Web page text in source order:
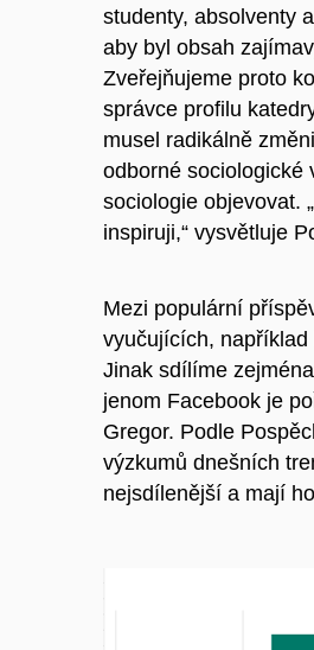
studenty, absolventy
aby byl obsah
Zveřejňujeme proto
správce profilu
musel radikálně
odborné sociologické
sociologie objevovat.
inspiruji,“ vysvětluje
Mezi populární
vyučujících, například
Jinak sdílíme
jenom Facebook je
Gregor. Podle
výzkumů dnešních
nejsdílenější a mají